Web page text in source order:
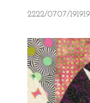
2222/0707/